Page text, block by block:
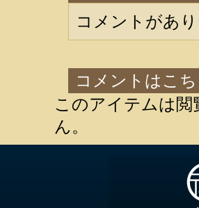
コメントがあ
コメントはこ
このアイテムは
ん。